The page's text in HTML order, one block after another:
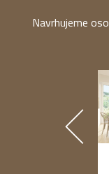
Navrhujeme